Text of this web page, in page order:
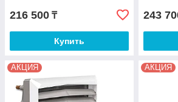
216 500 ₸
Купить
243
АКЦИЯ АКЦИЯ